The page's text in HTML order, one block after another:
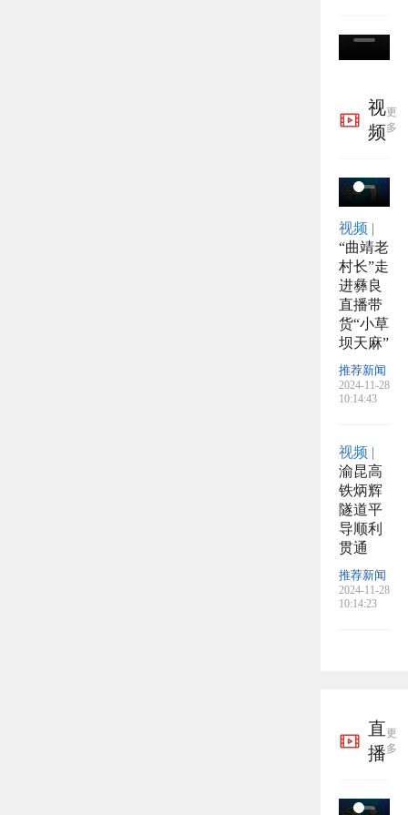
报方
展粮
后服
务事
项的
公告
告
视
频
更
多
视频 |
“曲靖老
村长”走
进彝良
直播带
货“小草
坝天麻”
推荐新闻
2024-11-28
10:14:43
视频 |
渝昆高
铁炳辉
隧道平
导顺利
贯通
推荐新闻
2024-11-28
10:14:23
直
播
更
多